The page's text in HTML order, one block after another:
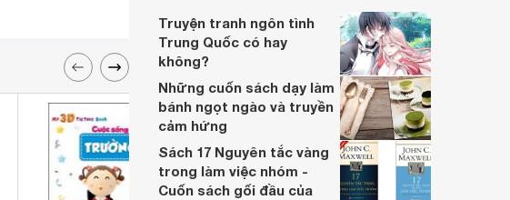
Truyện tranh ngôn tình
Trung Quốc có hay
không?
Những cuốn sách dạy làm
bánh ngọt ngào và truyền
cảm hứng
Sách 17 Nguyên tắc vàng
trong làm việc nhóm -
Cuốn sách gối đầu của